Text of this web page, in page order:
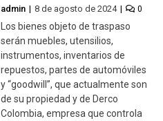
admin 8 de agosto de 2024 0
Los bienes objeto de traspaso
serán muebles, utensilios,
instrumentos, inventarios de
repuestos, partes de automóviles
y “goodwill”, que actualmente son
de su propiedad y de Derco
Colombia, empresa que controla